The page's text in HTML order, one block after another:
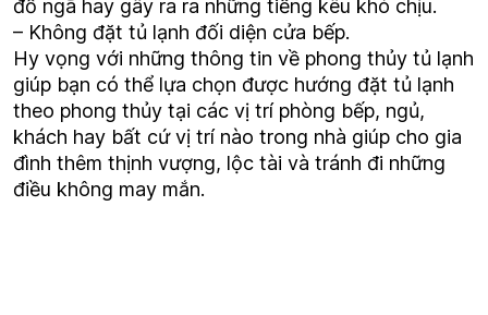
đổ ngã hay gây ra ra những tiếng kêu khó chịu.
– Không đặt tủ lạnh đối diện cửa bếp.
Hy vọng với những thông tin về phong thủy tủ lạnh
giúp bạn có thể lựa chọn được hướng đặt tủ lạnh
theo phong thủy tại các vị trí phòng bếp, ngủ,
khách hay bất cứ vị trí nào trong nhà giúp cho gia
đình thêm thịnh vượng, lộc tài và tránh đi những
điều không may mắn.